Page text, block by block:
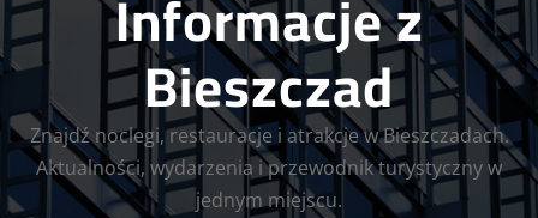
Bieszczad
Znajdź noclegi, restauracje i atrakcje w Bieszczadach.
Aktualności, wydarzenia i przewodnik turystyczny w
jednym miejscu.